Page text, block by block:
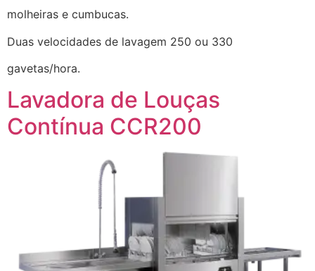
molheiras e cumbucas.
Duas velocidades de lavagem 250 ou 330
gavetas/hora.
Lavadora de Louças
Contínua CCR200